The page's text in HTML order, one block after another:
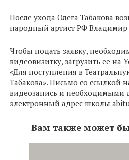
После ухода Олега Табакова
народный артист РФ
Чтобы подать заявку,
видеовизитку, загрузить ее на
«Для поступления в
Табакова». Письмо со ссылкой
видеозапись и необходимыми
электронный адрес школы
Вам также может